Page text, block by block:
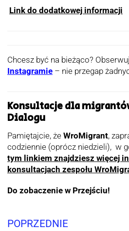
Link do dodatkowej informacji
Chcesz być na bieżąco?
Instagramie – nie przegap
Konsultacje dla
Dialogu
Pamiętajcie, że WroMigrant,
codziennie (oprócz niedzieli), w
tym linkiem znajdziesz więcej
konsultacjach zespołu
Do zobaczenie w Przejściu!
POPRZEDNIE